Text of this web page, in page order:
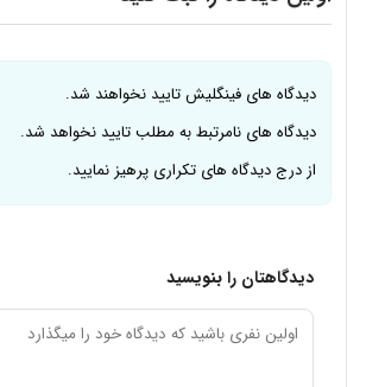
دیدگاه های فینگلیش تایید نخواهند شد.
دیدگاه های نامرتبط به مطلب تایید نخواهد شد.
از درج دیدگاه های تکراری پرهیز نمایید.
دیدگاهتان را بنویسید